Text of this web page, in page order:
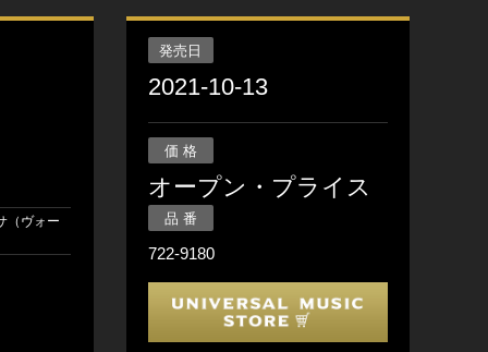
（ヴォー
発売日
2021-10-13
価 格
オープン・プライス
品 番
722-9180